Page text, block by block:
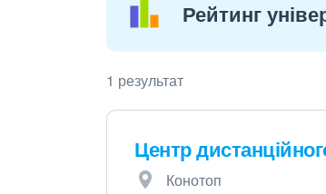
Рейтинг
1 результат
Центр
Конотоп